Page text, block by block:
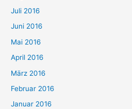
Juli 2016
Juni 2016
Mai 2016
April 2016
März 2016
Februar 2016
Januar 2016